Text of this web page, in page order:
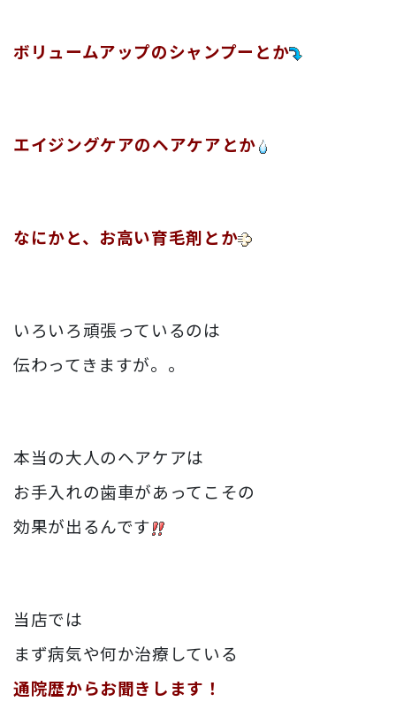
ボリュームアップのシャンプーとか
エイジングケアのヘアケアとか
なにかと、お高い育毛剤とか
いろいろ頑張っているのは
伝わってきますが。。
本当の大人のヘアケアは
お手入れの歯車があってこその
効果が出るんです
当店では
まず病気や何か治療している
通院歴からお聞きします！